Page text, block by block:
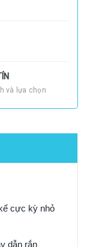
và lựa chọn
cực kỳ nhỏ
dẫn rắn